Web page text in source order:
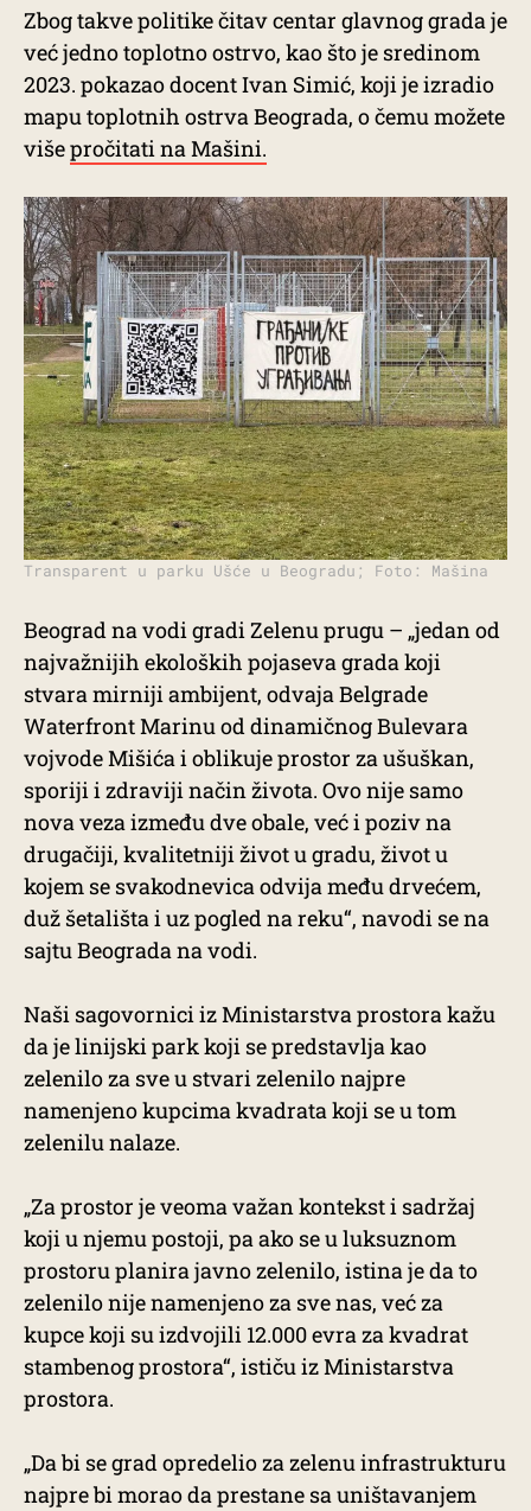
Zbog takve politike čitav centar glavnog grada je
već jedno toplotno ostrvo, kao što je sredinom
2023. pokazao docent Ivan Simić, koji je izradio
mapu toplotnih ostrva Beograda, o čemu možete
višepročitati na Mašini.
Transparent u parku Ušće u Beogradu; Foto: Mašina
Beograd na vodi gradi Zelenu prugu – „jedan od
najvažnijih ekoloških pojaseva grada koji
stvara mirniji ambijent, odvaja Belgrade
Waterfront Marinu od dinamičnog Bulevara
vojvode Mišića i oblikuje prostor za ušuškan,
sporiji i zdraviji način života. Ovo nije samo
nova veza između dve obale, već i poziv na
drugačiji, kvalitetniji život u gradu, život u
kojem se svakodnevica odvija među drvećem,
duž šetališta i uz pogled na reku“, navodi se na
sajtu Beograda na vodi.
Naši sagovornici iz Ministarstva prostora kažu
da je linijski park koji se predstavlja kao
zelenilo za sve u stvari zelenilo najpre
namenjeno kupcima kvadrata koji se u tom
zelenilu nalaze.
„Za prostor je veoma važan kontekst i sadržaj
koji u njemu postoji, pa ako se u luksuznom
prostoru planira javno zelenilo, istina je da to
zelenilo nije namenjeno za sve nas, već za
kupce koji su izdvojili 12.000 evra za kvadrat
stambenog prostora“, ističu iz Ministarstva
prostora.
„Da bi se grad opredelio za zelenu infrastrukturu
najpre bi morao da prestane sa uništavanjem